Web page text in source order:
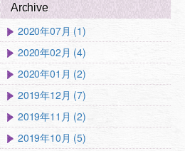
Archive
2020年07月 (1)
2020年02月 (4)
2020年01月 (2)
2019年12月 (7)
2019年11月 (2)
2019年10月 (5)